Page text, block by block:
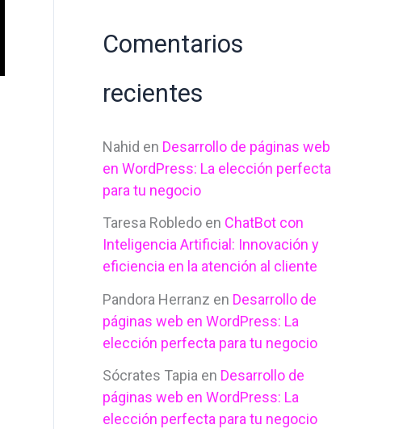
Comentarios
recientes
Nahid en Desarrollo de páginas web
en WordPress: La elección perfecta
para tu negocio
Taresa Robledo en ChatBot con
Inteligencia Artificial: Innovación y
eficiencia en la atención al cliente
Pandora Herranz en Desarrollo de
páginas web en WordPress: La
elección perfecta para tu negocio
Sócrates Tapia en Desarrollo de
páginas web en WordPress: La
elección perfecta para tu negocio